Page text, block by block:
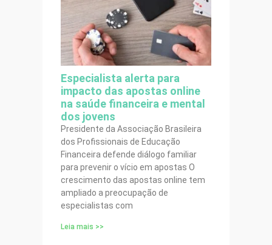
Especialista alerta para
impacto das apostas online
na saúde financeira e mental
dos jovens
Presidente da Associação Brasileira
dos Profissionais de Educação
Financeira defende diálogo familiar
para prevenir o vício em apostas O
crescimento das apostas online tem
ampliado a preocupação de
especialistas com
Leia mais >>